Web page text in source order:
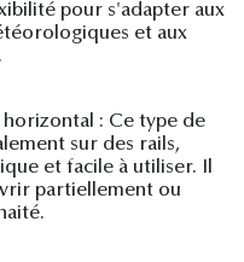
pour s'adapter aux
et aux
: Ce type de
sur des rails,
et facile à utiliser. Il
partiellement ou